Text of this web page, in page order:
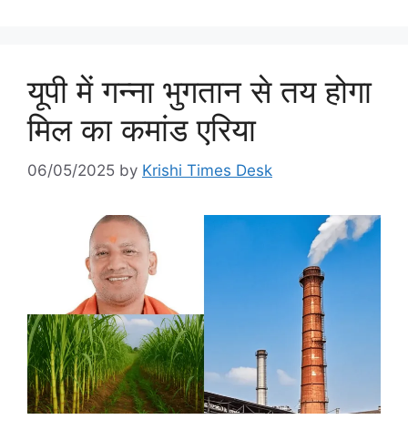
यूपी में गन्ना भुगतान से तय होगा
मिल का कमांड एरिया
06/05/2025 by Krishi Times Desk